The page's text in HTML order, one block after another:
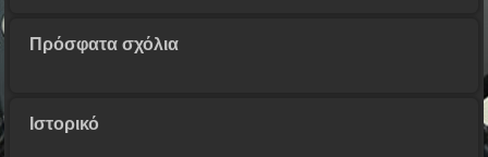
Πρόσφατα σχόλια
Ιστορικό